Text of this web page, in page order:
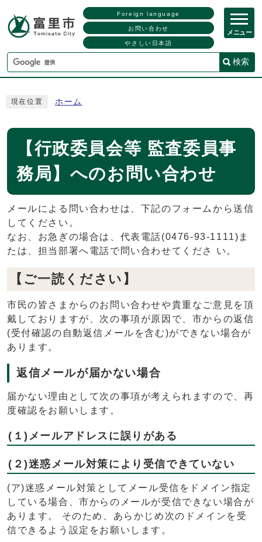
Foreign language
お問い合わせ
やさしい日本語
検索
メニュー
現在位置 ホーム
【行政委員会等 監査委員事
務局】へのお問い合わせ
メールによる問い合わせは、下記のフォームから送信
してください。
なお、お急ぎの場合は、代表電話(0476-93-1111)ま
たは、担当部署へ電話で問い合わせてくださ い。
【ご一読ください】
市民の皆さまからのお問い合わせや貴重なご意見を頂
戴しておりますが、次の事項が原因で、市からの返信
(受付確認の自動返信メールを含む)ができない場合が
あります。
返信メールが届かない場合
届かない理由として次の事項が考えられますので、再
度確認をお願いします。
(１)メールアドレスに誤りがある
(２)迷惑メール対策により受信できていない
(ア)迷惑メール対策としてメール受信をドメイン指定
している場合、市からのメールが受信できない場合が
あります。 そのため、あらかじめ次のドメインを受
信できるよう設定をお願いします。